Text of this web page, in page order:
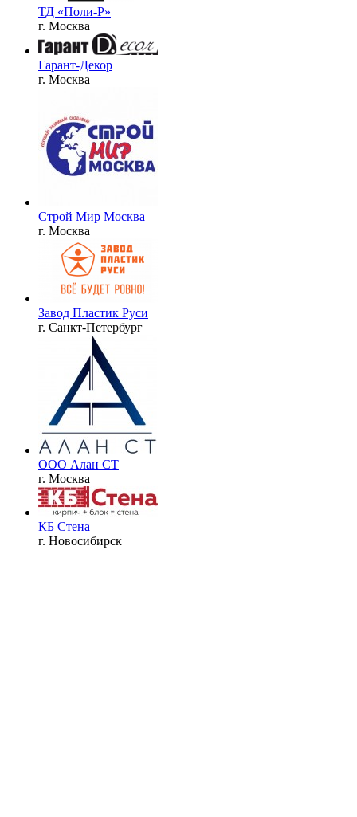
ТД «Поли-Р»
г. Москва
Гарант-Декор
г. Москва
Строй Мир Москва
г. Москва
Завод Пластик Руси
г. Санкт-Петербург
ООО Алан СТ
г. Москва
КБ Стена
г. Новосибирск